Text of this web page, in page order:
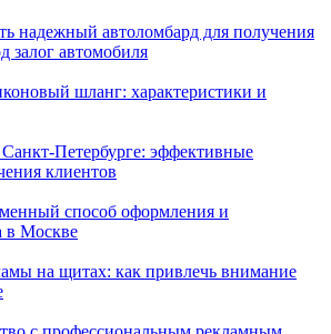
надежный автоломбард для получения
залог автомобиля
шланг: характеристики и
Петербурге: эффективные
клиентов
способ оформления и
в Москве
на щитах: как привлечь внимание